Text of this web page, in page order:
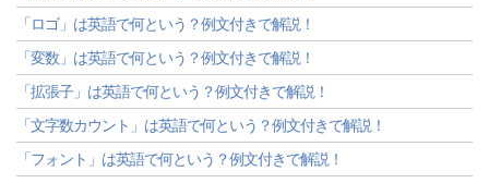
「ロゴ」は英語で何という？例文付きで解説！
「変数」は英語で何という？例文付きで解説！
「拡張子」は英語で何という？例文付きで解説！
「文字数カウント」は英語で何という？例文付きで解説！
「フォント」は英語で何という？例文付きで解説！